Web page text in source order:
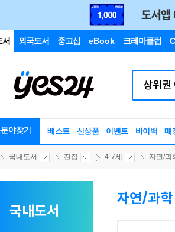
서 외국도서 중고샵 eBook 크레마클럽
야찾기 베스트 신상품 이벤트 바이백 매
국내도서 전집 4-7세 자연/과
국내도서
자연/과학